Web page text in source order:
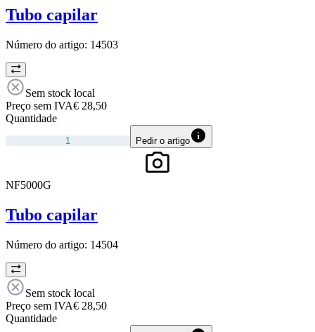
Tubo capilar
Número do artigo: 14503
Sem stock local
Preço sem IVA€ 28,50
Quantidade
Pedir o artigo
NF5000G
Tubo capilar
Número do artigo: 14504
Sem stock local
Preço sem IVA€ 28,50
Quantidade